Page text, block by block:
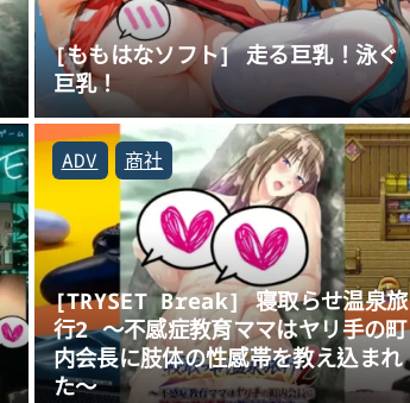
[ももはなソフト] 走る巨乳！泳ぐ
巨乳！
ADV 商社
[TRYSET Break] 寝取らせ温泉旅
行2 ～不感症教育ママはヤリ手の町
内会長に肢体の性感帯を教え込まれ
た～